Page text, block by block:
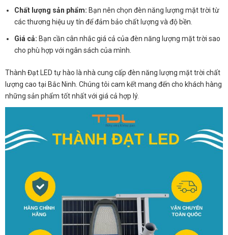
Chất lượng sản phẩm: Bạn nên chọn đèn năng lượng mặt trời từ
các thương hiệu uy tín để đảm bảo chất lượng và độ bền.
Giá cả: Bạn cần cân nhắc giá cả của đèn năng lượng mặt trời sao
cho phù hợp với ngân sách của mình.
Thành Đạt LED tự hào là nhà cung cấp đèn năng lượng mặt trời chất
lượng cao tại Bắc Ninh. Chúng tôi cam kết mang đến cho khách hàng
những sản phẩm tốt nhất với giá cả hợp lý.